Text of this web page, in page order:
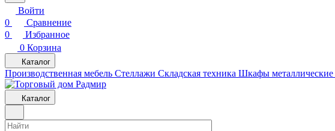
Войти
0
Сравнение
0
Избранное
0 Корзина
Каталог
Производственная мебель Cтеллажи Складская техника Шкафы металлические
Каталог